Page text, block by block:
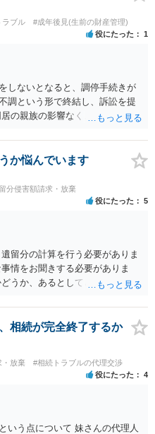
」という前提に基づく主張は困
割協議は未了のまま，ＡとＢが
前提に基づいて協議を進める必
が最も有利ですが，ＡＢの相続
ら，実現は困難だと思います。
解決方法（遺産分割協議の落と
甘受しなければならないかもし
ラブル #成年後見(生前の財産管理)
役にたった 1
しないとなると、調停手続きが
調という形で終結し、訴訟を提
の親族の影響なく、というのは
難しくなってくるかと思われま
は、どうしても限界が出てしま
か悩んでいます
分侵害額請求・放棄
役にたった 5
留分の計算を行う必要がありま
情をお聞きする必要がありま
うか、あるとしてどの程度の金
相続が完全終了するか
・放棄 #相続トラブルの代理交渉
役にたった 4
いう点について 妹さんの代理人